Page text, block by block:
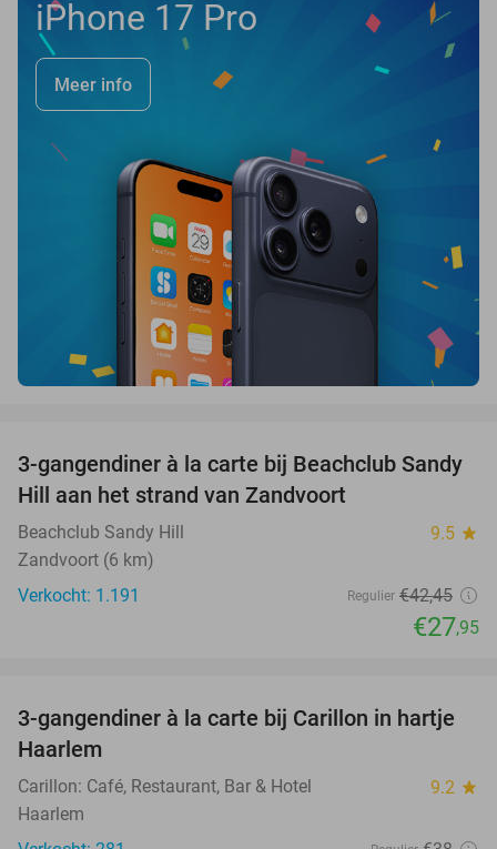
iPhone 17 Pro
Meer info
34%
3-gangendiner à la carte bij Beachclub Sandy
Hill aan het strand van Zandvoort
Beachclub Sandy Hill 9.5 star
Zandvoort (6 km)
Verkocht: 1.191
Regulier €42,45
€27,95
28%
3-gangendiner à la carte bij Carillon in hartje
Haarlem
Carillon: Café, Restaurant, Bar & Hotel 9.2 star
Haarlem